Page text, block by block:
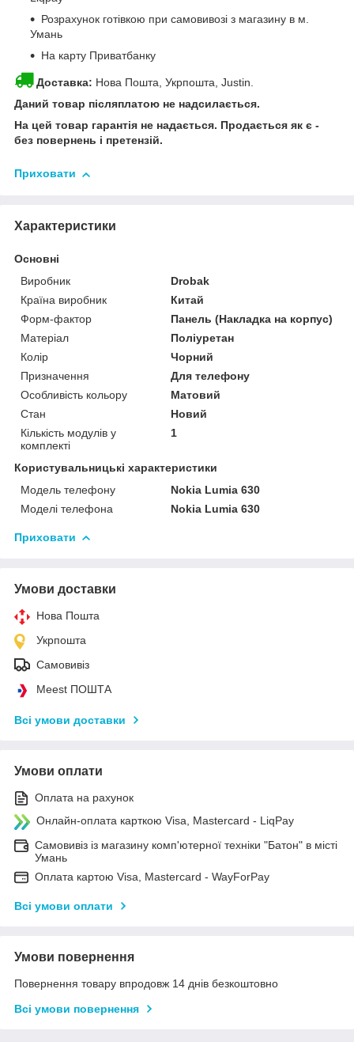
Розрахунок готівкою при самовивозі з магазину в м.
Умань
На карту Приватбанку
Доставка: Нова Пошта, Укрпошта, Justin.
Даний товар післяплатою не надсилається.
На цей товар гарантія не надається. Продається як є -
без повернень і претензій.
Приховати
Характеристики
Основні
Виробник
Drobak
Країна виробник
Китай
Форм-фактор
Панель (Накладка на корпус)
Матеріал
Поліуретан
Колір
Чорний
Призначення
Для телефону
Особливість кольору
Матовий
Стан
Новий
Кількість модулів у
комплекті
1
Користувальницькі характеристики
Модель телефону
Nokia Lumia 630
Моделі телефона
Nokia Lumia 630
Приховати
Умови доставки
Нова Пошта
Укрпошта
Самовивіз
Meest ПОШТА
Всі умови доставки
Умови оплати
Оплата на рахунок
Онлайн-оплата карткою Visa, Mastercard - LiqPay
Самовивіз із магазину комп'ютерної техніки "Батон" в місті
Умань
Оплата картою Visa, Mastercard - WayForPay
Всі умови оплати
Умови повернення
Повернення товару впродовж 14 днів безкоштовно
Всі умови повернення